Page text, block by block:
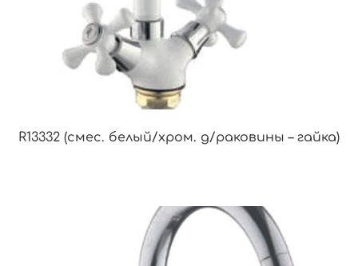
R13332 (смес. белый/хром. д/раковины – гайка)